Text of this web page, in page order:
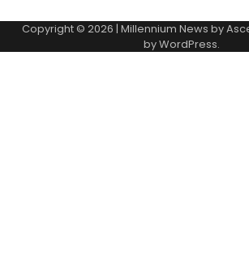
Copyright © 2026 | Millennium News by
byWordPress.